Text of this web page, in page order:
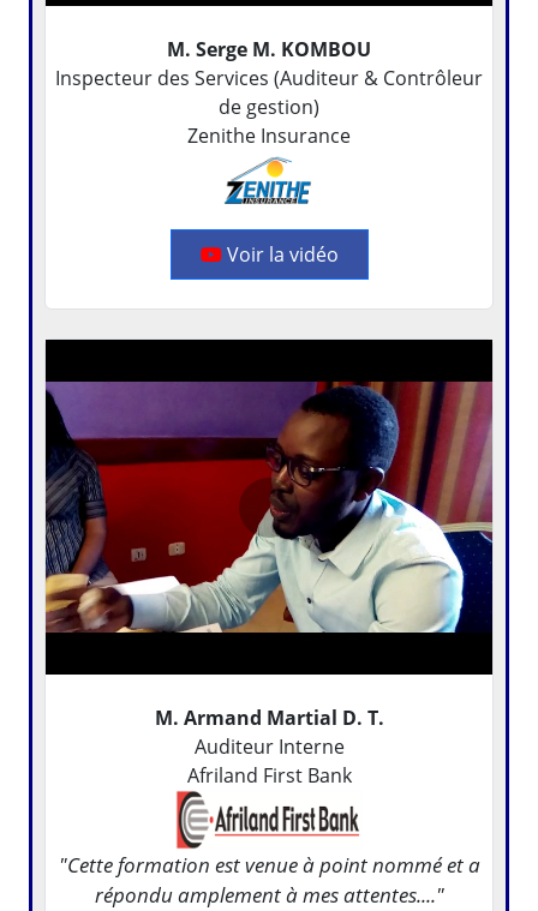
M. Serge M. KOMBOU
Inspecteur des Services (Auditeur & Contrôleur
de gestion)
Zenithe Insurance
Voir la vidéo
M. Armand Martial D. T.
Auditeur Interne
Afriland First Bank
"Cette formation est venue à point nommé et a
répondu amplement à mes attentes...."